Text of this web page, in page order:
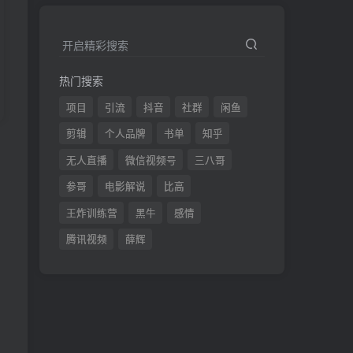
开启精彩搜索
热门搜索
项目 引流 抖音 社群
闲鱼
剪辑
个人品牌 书单
知乎
无人直播
微信视频号
三八哥
参哥
电影解说
比高
王炸训练营
黑牛
感情
腾讯视频
薛辉